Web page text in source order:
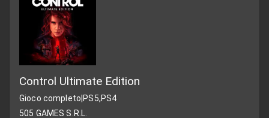
Control Ultimate Edition
Gioco completo PS5,PS4
505 GAMES S.R.L.